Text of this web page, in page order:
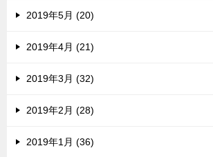
2019年5月 (20)
2019年4月 (21)
2019年3月 (32)
2019年2月 (28)
2019年1月 (36)